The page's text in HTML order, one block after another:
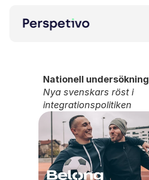
Nationell undersökning
Nya svenskars röst i
integrationspolitiken